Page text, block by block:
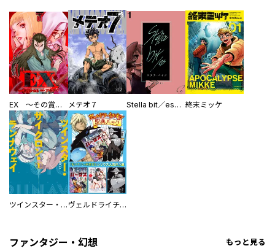
EX ～その賞金稼ぎは、世界の出口を探す～【単行本版】 メテオ７ Stella bit／es【単話版】 終末ミッケ
ツインスター・サイクロン・ランナウェイ ヴェルドライチオシ聖典パック 『転スラ』ミニ画集付き シリウス人気作３選
ファンタジー・幻想 もっと見る